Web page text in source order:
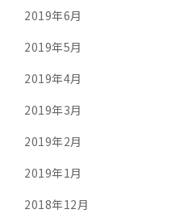
2019年6月
2019年5月
2019年4月
2019年3月
2019年2月
2019年1月
2018年12月